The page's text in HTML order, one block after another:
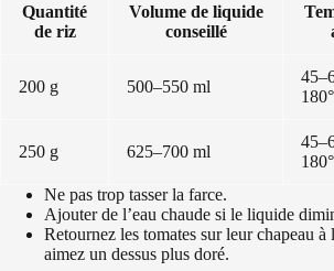
Quantité
de riz
Volume de liquide
conseillé
200 g 500–550 ml
250 g 625–700 ml
Ne pas trop tasser la farce.
Ajouter de l’eau chaude si le liquide
Retournez les tomates sur leur chapeau
aimez un dessus plus doré.